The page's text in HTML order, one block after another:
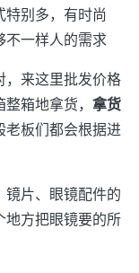
特别多，有时尚
不一样人的需求
，来这里批发价格
箱地拿货， 拿货
板们都会根据进
片、眼镜配件的
地方把眼镜要的所